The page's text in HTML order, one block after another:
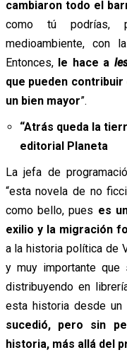
cambiaron todo el
como tú podrías,
medioambiente, con
Entonces, le hace a
que pueden
un bien mayor”.
“Atrás queda la
editorial Planeta
La jefa de
“esta novela de no
como bello, pues es
exilio y la migración
a la historia política de
y muy importante
distribuyendo en
esta historia desde un
sucedió, pero sin
historia, más allá del